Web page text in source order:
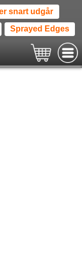
snart udgår
Sprayed Edges